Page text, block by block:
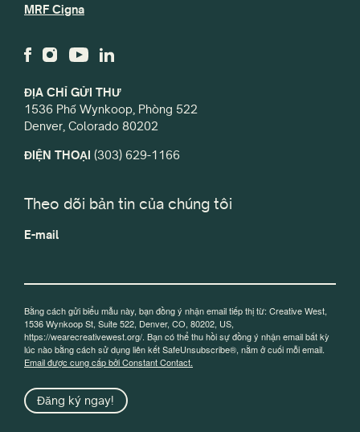
ĐỊA CHỈ GỬI THƯ
1536 Phố Wynkoop, Phòng 522
Denver, Colorado 80202
ĐIỆN THOẠI (303) 629-1166
MRF Cigna
Theo dõi bản tin của chúng tôi
E-mail
Bằng cách gửi biểu mẫu này, bạn đồng ý nhận email tiếp thị từ: Creative West,
1536 Wynkoop St, Suite 522, Denver, CO, 80202, US,
https://wearecreativewest.org/. Bạn có thể thu hồi sự đồng ý nhận email bất kỳ
lúc nào bằng cách sử dụng liên kết SafeUnsubscribe®, nằm ở cuối mỗi email.
Email được cung cấp bởi Constant Contact.
Đăng ký ngay!